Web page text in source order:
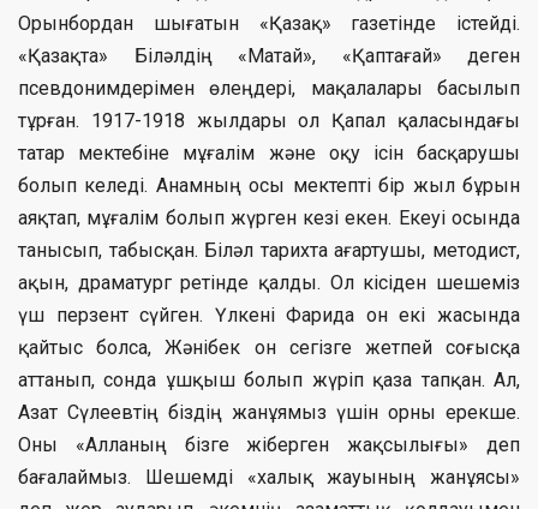
Орынбордан шығатын «Қазақ» газетінде істейді.
«Қазақта» Біләлдің «Матай», «Қаптағай» деген
псевдонимдерімен өлеңдері, мақалалары басылып
тұрған. 1917-1918 жылдары ол Қапал қаласындағы
татар мектебіне мұғалім және оқу ісін басқарушы
болып келеді. Анамның осы мектепті бір жыл бұрын
аяқтап, мұғалім болып жүрген кезі екен. Екеуі осында
танысып, табысқан. Біләл тарихта ағартушы, методист,
ақын, драматург ретінде қалды. Ол кісіден шешеміз
үш перзент сүйген. Үлкені Фарида он екі жасында
қайтыс болса, Жәнібек он сегізге жетпей соғысқа
аттанып, сонда ұшқыш болып жүріп қаза тапқан. Ал,
Азат Сүлеевтің біздің жанұямыз үшін орны ерекше.
Оны «Алланың бізге жіберген жақсылығы» деп
бағалаймыз. Шешемді «халық жауының жанұясы»